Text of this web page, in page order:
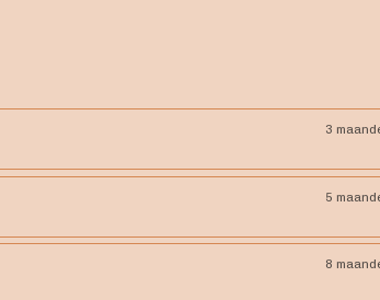
3
5
8